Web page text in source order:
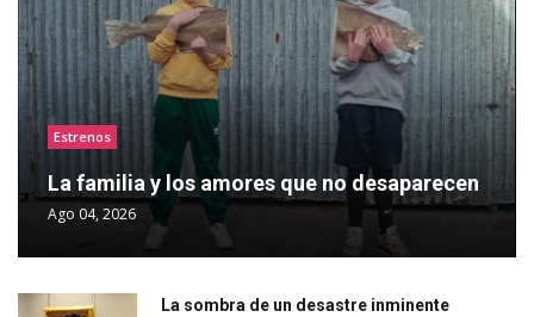
Estrenos
La familia y los amores que no desaparecen
Ago 04, 2026
La sombra de un desastre inminente